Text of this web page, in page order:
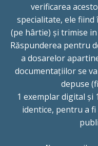
verificarea
specialitate, ele
(pe hârtie) și trimise
Răspunderea pentru
a dosarelor
documentațiilor se
depuse
1 exemplar digital și
identice, pentru a